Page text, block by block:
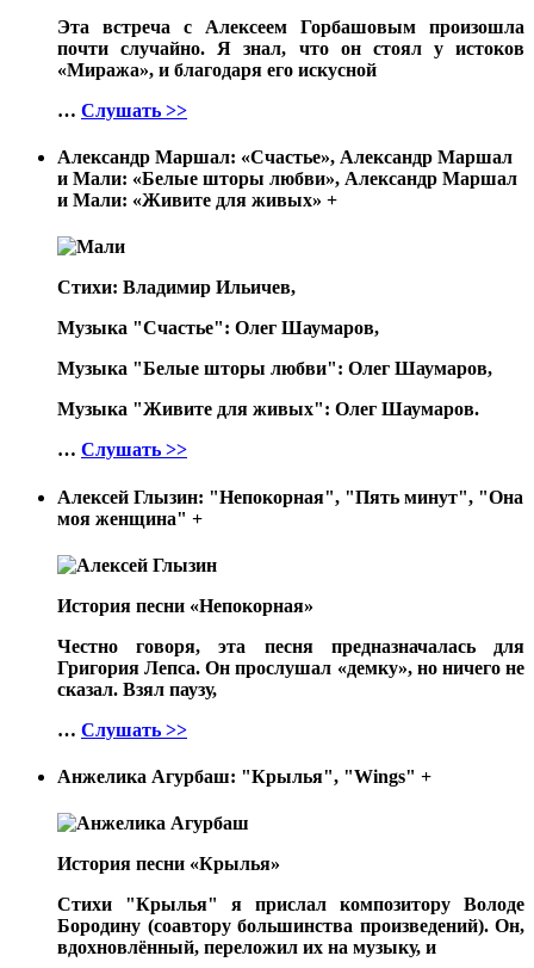
Эта встреча с Алексеем Горбашовым произошла
почти случайно. Я знал, что он стоял у истоков
«Миража», и благодаря его искусной
… Слушать >>
Александр Маршал: «Счастье», Александр Маршал
и Мали: «Белые шторы любви», Александр Маршал
и Мали: «Живите для живых» +
Стихи: Владимир Ильичев,
Музыка "Счастье": Олег Шаумаров,
Музыка "Белые шторы любви": Олег Шаумаров,
Музыка "Живите для живых": Олег Шаумаров.
… Слушать >>
Алексей Глызин: "Непокорная", "Пять минут", "Она
моя женщина" +
История песни «Непокорная»
Честно говоря, эта песня предназначалась для
Григория Лепса. Он прослушал «демку», но ничего не
сказал. Взял паузу,
… Слушать >>
Анжелика Агурбаш: "Крылья", "Wings" +
История песни «Крылья»
Стихи "Крылья" я прислал композитору Володе
Бородину (соавтору большинства произведений). Он,
вдохновлённый, переложил их на музыку, и